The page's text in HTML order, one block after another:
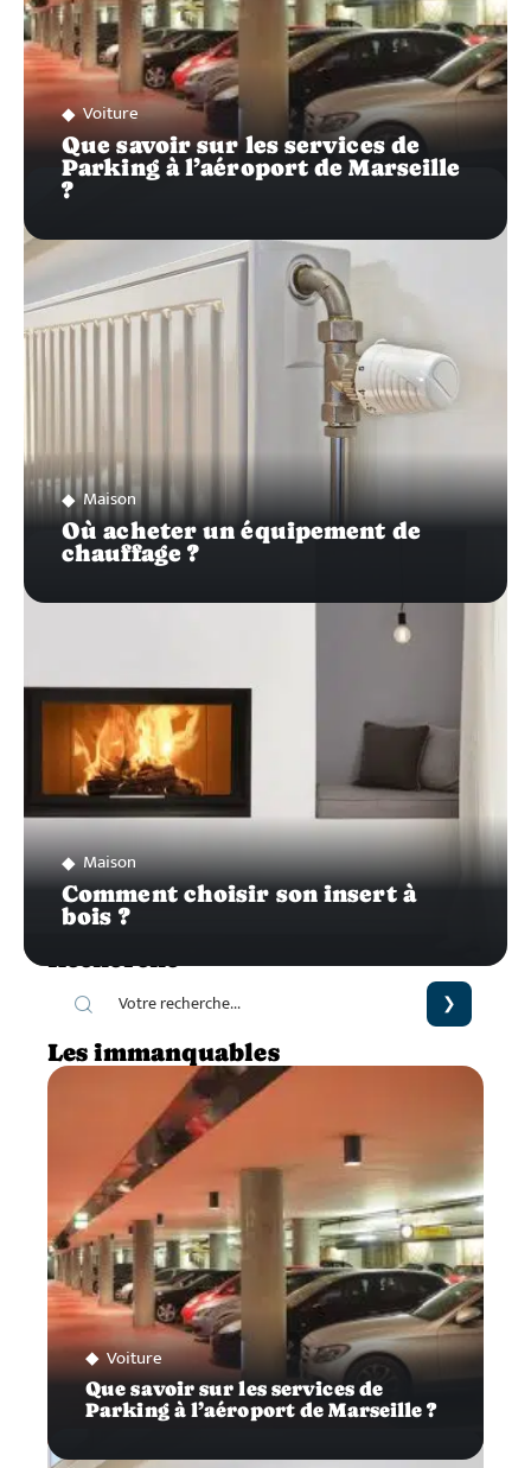
Voiture
Que savoir sur les services de
Parking à l’aéroport de Marseille
?
Maison
Où acheter un équipement de
chauffage ?
Maison
Comment choisir son insert à
bois ?
Recherche
Les immanquables
Voiture
Que savoir sur les services de
Parking à l’aéroport de Marseille ?